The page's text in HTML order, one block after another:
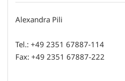
Alexandra Pili
Tel.: +49 2351 67887-114
Fax: +49 2351 67887-222